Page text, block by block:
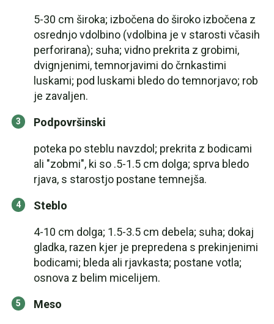
5-30 cm široka; izbočena do široko izbočena z
osrednjo vdolbino (vdolbina je v starosti včasih
perforirana); suha; vidno prekrita z grobimi,
dvignjenimi, temnorjavimi do črnkastimi
luskami; pod luskami bledo do temnorjavo; rob
je zavaljen.
Podpovršinski
poteka po steblu navzdol; prekrita z bodicami
ali "zobmi", ki so .5-1.5 cm dolga; sprva bledo
rjava, s starostjo postane temnejša.
Steblo
4-10 cm dolga; 1.5-3.5 cm debela; suha; dokaj
gladka, razen kjer je prepredena s prekinjenimi
bodicami; bleda ali rjavkasta; postane votla;
osnova z belim micelijem.
Meso